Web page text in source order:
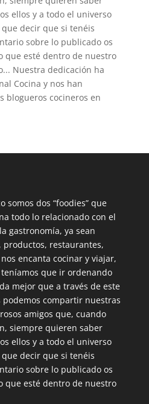
ellos y a todo el universo
decir que si tenéis
sobre lo publicado os
que esté dentro de nuestro
Nuestra dedicación ha
Cocina y nos han
blogueros cocineros en
somos dos “foodies” que
todo lo relacionado con el
gastronomía, ya sean
productos, restaurantes,
encanta cocinar y viajar,
que ir ordenando
mejor que a través de este
podemos compartir nuestras
amigos que, cuando
siempre quieren saber
ellos y a todo el universo
decir que si tenéis
sobre lo publicado os
que esté dentro de nuestro